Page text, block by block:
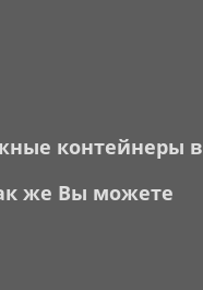
контейнеры в
же Вы можете